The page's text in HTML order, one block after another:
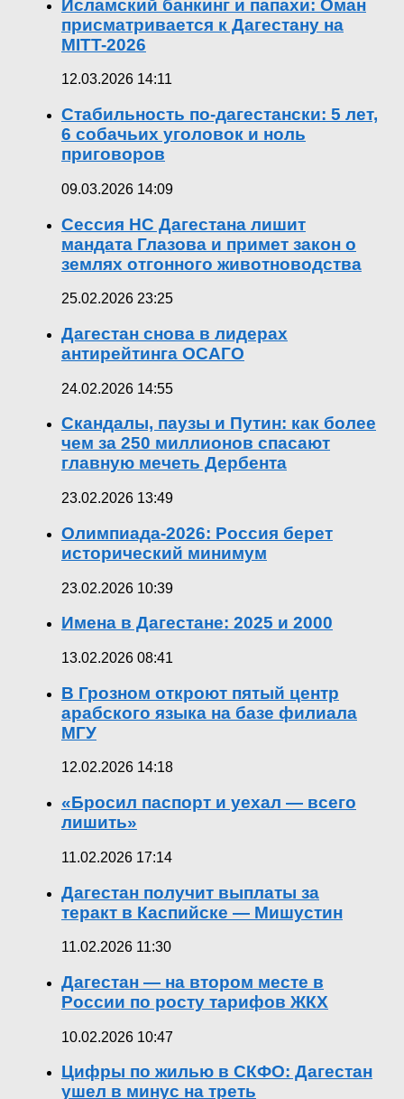
Исламский банкинг и папахи: Оман
присматривается к Дагестану на
MITT-2026
12.03.2026 14:11
Стабильность по-дагестански: 5 лет,
6 собачьих уголовок и ноль
приговоров
09.03.2026 14:09
Сессия НС Дагестана лишит
мандата Глазова и примет закон о
землях отгонного животноводства
25.02.2026 23:25
Дагестан снова в лидерах
антирейтинга ОСАГО
24.02.2026 14:55
Скандалы, паузы и Путин: как более
чем за 250 миллионов спасают
главную мечеть Дербента
23.02.2026 13:49
Олимпиада-2026: Россия берет
исторический минимум
23.02.2026 10:39
Имена в Дагестане: 2025 и 2000
13.02.2026 08:41
В Грозном откроют пятый центр
арабского языка на базе филиала
МГУ
12.02.2026 14:18
«Бросил паспорт и уехал — всего
лишить»
11.02.2026 17:14
Дагестан получит выплаты за
теракт в Каспийске — Мишустин
11.02.2026 11:30
Дагестан — на втором месте в
России по росту тарифов ЖКХ
10.02.2026 10:47
Цифры по жилью в СКФО: Дагестан
ушел в минус на треть